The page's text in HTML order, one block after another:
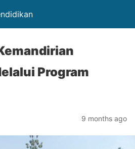
Program
9 months ago